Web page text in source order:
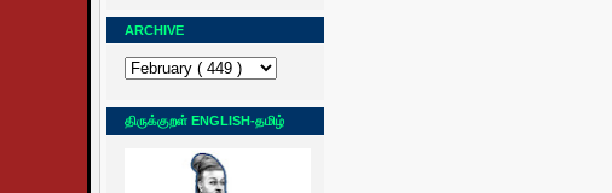
ARCHIVE
திருக்குறள் ENGLISH-தமிழ்